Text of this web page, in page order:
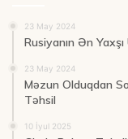
23 May 2024
Rusiyanın Ən
23 May 2024
Məzun Olduqdan
Təhsil
10 İyul 2025